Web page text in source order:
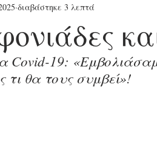
Νέα Τάξη Πραγμάτων
Ρεπορτάζ Κόσμος
διαβάστηκε 3 λεπτά
Covid-19:
τι θα τους συμβεί»!